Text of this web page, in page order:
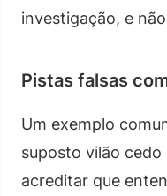
investigação, e
Pistas falsas
Um exemplo
suposto vilão
acreditar que